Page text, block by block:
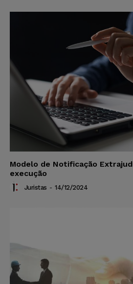
Modelo de Notificação
execução
Juristas - 14/12/2024